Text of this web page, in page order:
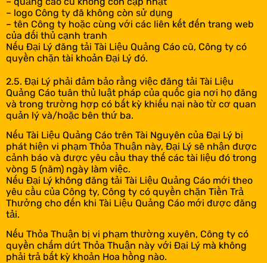
– logo Công ty đã không còn sử dụng
– tên Công ty hoặc cùng với các liên kết đến trang web
của đối thủ cạnh tranh
Nếu Đại Lý đăng tải Tài Liệu Quảng Cáo cũ, Công ty có
quyền chặn tài khoản Đại Lý đó.
2.5. Đại Lý phải đảm bảo rằng việc đăng tải Tài Liệu
Quảng Cáo tuân thủ luật pháp của quốc gia nơi họ đăng
và trong trường hợp có bất kỳ khiếu nại nào từ cơ quan
quản lý và/hoặc bên thứ ba.
Nếu Tài Liệu Quảng Cáo trên Tài Nguyên của Đại Lý bị
phát hiện vi phạm Thỏa Thuận này, Đại Lý sẽ nhận được
cảnh báo và được yêu cầu thay thế các tài liệu đó trong
vòng 5 (năm) ngày làm việc.
Nếu Đại Lý không đăng tải Tài Liệu Quảng Cáo mới theo
yêu cầu của Công ty, Công ty có quyền chặn Tiền Trả
Thưởng cho đến khi Tài Liệu Quảng Cáo mới được đăng
tải.
Nếu Thỏa Thuận bị vi phạm thường xuyên, Công ty có
quyền chấm dứt Thỏa Thuận này với Đại Lý mà không
phải trả bất kỳ khoản Hoa hồng nào.